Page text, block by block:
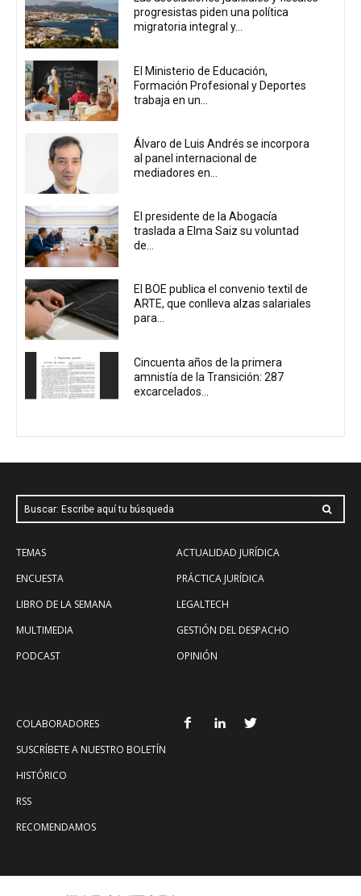
progresistas piden una política
migratoria integral y...
El Ministerio de Educación,
Formación Profesional y Deportes
trabaja en un...
Álvaro de Luis Andrés se incorpora
al panel internacional de
mediadores en...
El presidente de la Abogacía
traslada a Elma Saiz su voluntad
de...
El BOE publica el convenio textil de
ARTE, que conlleva alzas salariales
para...
Cincuenta años de la primera
amnistía de la Transición: 287
excarcelados...
Buscar: Escribe aquí tu búsqueda
TEMAS
ENCUESTA
LIBRO DE LA SEMANA
MULTIMEDIA
PODCAST
ACTUALIDAD JURÍDICA
PRÁCTICA JURÍDICA
LEGALTECH
GESTIÓN DEL DESPACHO
OPINIÓN
COLABORADORES
SUSCRÍBETE A NUESTRO BOLETÍN
HISTÓRICO
RSS
RECOMENDAMOS